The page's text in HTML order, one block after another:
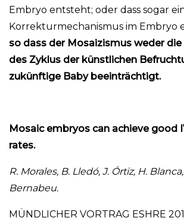
Embryo entsteht; oder dass sogar
Korrekturmechanismus im Embryo
so dass der Mosaizismus weder die
des Zyklus der künstlichen
zukünftige Baby beeinträchtigt.
Mosaic embryos can achieve good
rates.
R. Morales, B. Lledó, J. Órtiz, H.
Bernabeu.
MÜNDLICHER VORTRAG ESHRE